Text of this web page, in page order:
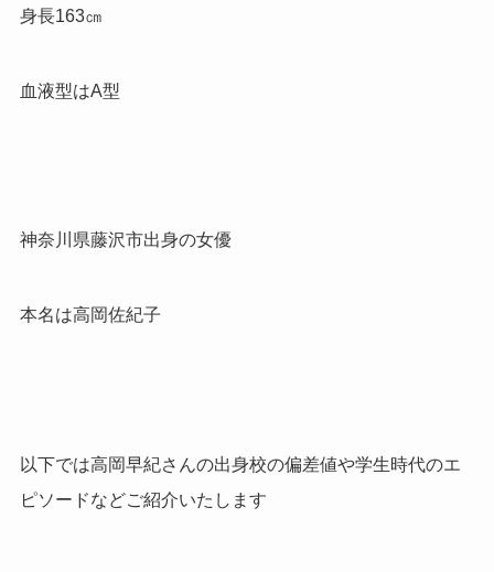
身長163㎝
血液型はA型
神奈川県藤沢市出身の女優
本名は高岡佐紀子
以下では高岡早紀さんの出身校の偏差値や学生時代のエ
ピソードなどご紹介いたします